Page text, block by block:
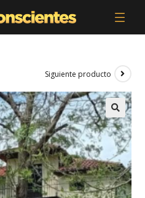
Siguiente producto